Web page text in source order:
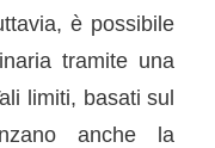
è possibile
tramite una
limiti, basati sul
anche la